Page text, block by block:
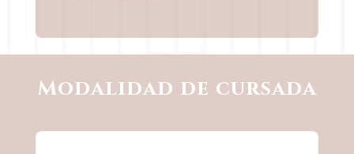
Modalidad de cursada